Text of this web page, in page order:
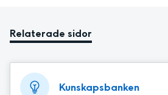
Relaterade sidor
Kunskapsbanken